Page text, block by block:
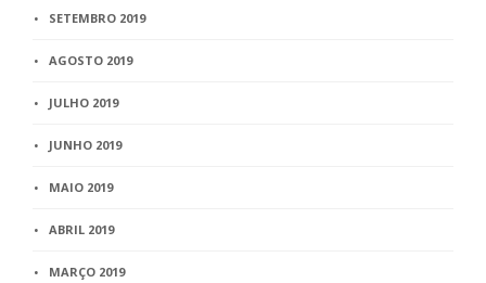
SETEMBRO 2019
AGOSTO 2019
JULHO 2019
JUNHO 2019
MAIO 2019
ABRIL 2019
MARÇO 2019